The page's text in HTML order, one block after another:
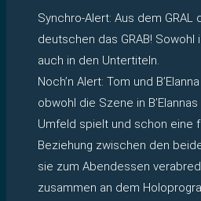
Synchro-Alert: Aus dem GRAL
deutschen das GRAB!
auch in den Untertiteln.
Noch’n Alert: Tom und
obwohl die Szene in
Umfeld spielt und schon eine
Beziehung zwischen den
sie zum Abendessen
zusammen an dem